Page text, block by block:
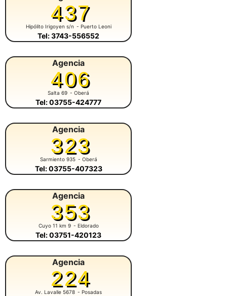
437
Hipólito Irigoyen s/n - Puerto Leoni
Tel: 3743-556552
Agencia
406
Salta 69 - Oberá
Tel: 03755-424777
Agencia
323
Sarmiento 935 - Oberá
Tel: 03755-407323
Agencia
353
Cuyo 11 km 9 - Eldorado
Tel: 03751-420123
Agencia
224
Av. Lavalle 5678 - Posadas